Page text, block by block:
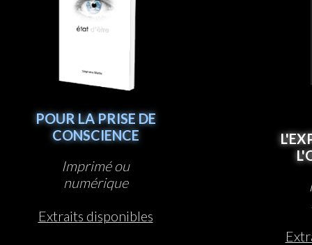
POUR LA PRISE DE
CONSCIENCE
Imprimé ou
numérique
Extraits disponibles